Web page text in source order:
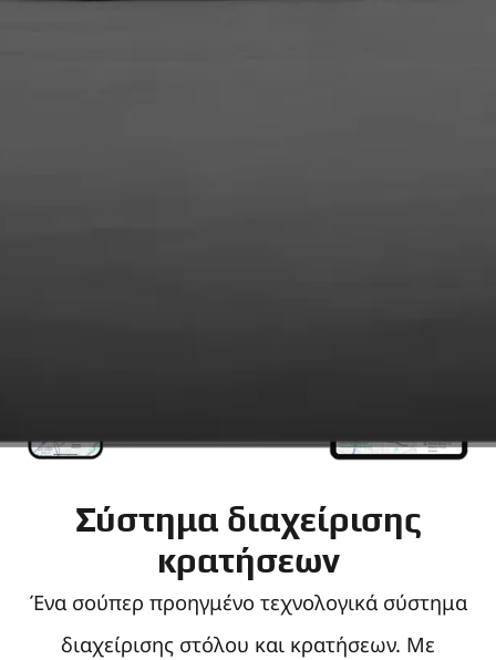
Σύστημα διαχείρισης
κρατήσεων
Ένα σούπερ προηγμένο τεχνολογικά σύστημα
διαχείρισης στόλου και κρατήσεων. Με